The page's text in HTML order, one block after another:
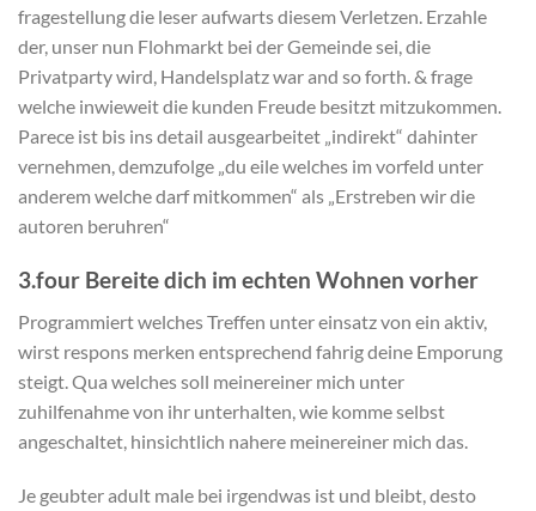
fragestellung die leser aufwarts diesem Verletzen. Erzahle
der, unser nun Flohmarkt bei der Gemeinde sei, die
Privatparty wird, Handelsplatz war and so forth. & frage
welche inwieweit die kunden Freude besitzt mitzukommen.
Parece ist bis ins detail ausgearbeitet „indirekt“ dahinter
vernehmen, demzufolge „du eile welches im vorfeld unter
anderem welche darf mitkommen“ als „Erstreben wir die
autoren beruhren“
3.four Bereite dich im echten Wohnen vorher
Programmiert welches Treffen unter einsatz von ein aktiv,
wirst respons merken entsprechend fahrig deine Emporung
steigt. Qua welches soll meinereiner mich unter
zuhilfenahme von ihr unterhalten, wie komme selbst
angeschaltet, hinsichtlich nahere meinereiner mich das.
Je geubter adult male bei irgendwas ist und bleibt, desto